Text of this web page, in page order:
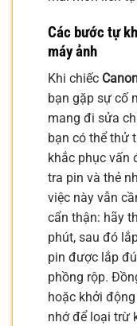
Các bước tự
máy ảnh
Khi chiếc
bạn gặp sự cố
mang đi sửa
bạn có thể thử
khắc phục vấn
tra pin và thẻ
việc này vẫn
cẩn thận: hãy
phút, sau đó
pin được lắp
phồng rộp.
hoặc khởi
nhớ để loại trừ